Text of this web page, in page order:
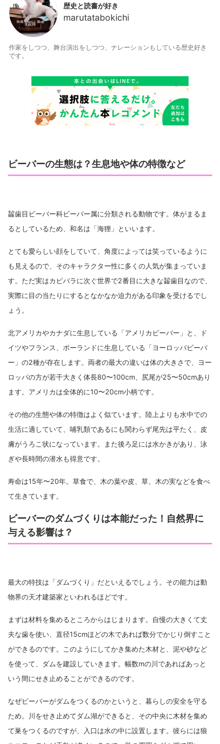
歴史と読書が好き
marutatabokichi
作家をしつつ、舞台演出をしつつ、ナレーションもしている歴史好き
です。
ビーバーの生態は？生息地や体の特徴など
齧歯目ビーバー科ビーバー属に分類される動物です。体がまるま
るとしているため、和名は「海狸」といいます。
とても愛らしい顔をしていて、角度によっては笑っているように
も見えるので、そのキャラクター性に多くの人気が集まっていま
す。ただ実はカピバラに次ぐ世界で2番目に大きな齧歯目なので、
実際に目の当たりにするとなかなか迫力がある印象を受けるでし
ょう。
北アメリカやカナダに生息している「アメリカビーバー」と、ド
イツやフランス、ポーランドに生息している「ヨーロッパビーバ
ー」の2種が存在します。両者の最大の違いは体の大きさで、ヨー
ロッパの方が若干大きく体長80〜100cm、尻尾が25〜50cmあり
ます。アメリカは全体的に10〜20cm小柄です。
その他の生態や体の特徴はよく似ています。陸上よりも水中での
生活に適していて、哺乳類であるにも関わらず尾先は平たく、皮
膚がうろこ状になっています。また後ろ足には水かきがあり、泳
ぎや長時間の潜水も得意です。
寿命は15年〜20年。草食で、木の葉や皮、草、木の実などを食べ
て生きています。
ビーバーのダムづくりは本能だった！自然界に
与える影響は？
最大の特技は「ダムづくり」だといえるでしょう。その能力は動
物界の天才建築家といわれるほどです。
まずは材料を集めるところからはじまります。自慢の大きくて丈
夫な歯を使い、直径15cmほどの木であれば数分でかじり倒すこと
ができるのです。このようにしてかき集めた木材と、泥や砂など
を使って、ダムを建設していきます。幅数mの川であればあっと
いう間にせき止めることができるのです。
なぜビーバーがダムをつくるのかというと、暮らしの安全を守る
ため。川をせき止めてダム湖ができると、その中央に木材を集め
て巣をつくるのですが、入口は水の中に設置します。彼らには狼